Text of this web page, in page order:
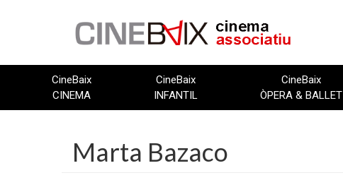
CineBaix
CINEMA
CineBaix
INFANTIL
CineBaix
ÒPERA & BALLET
Marta Bazaco